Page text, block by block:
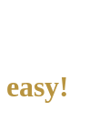
easy!